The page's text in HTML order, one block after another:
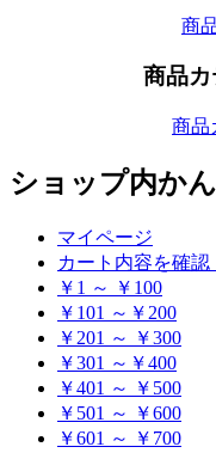
商
商品
商品
ショップ内か
マイページ
カート内容を確認
￥1 ～ ￥100
￥101 ～￥200
￥201 ～ ￥300
￥301 ～￥400
￥401 ～ ￥500
￥501 ～ ￥600
￥601 ～ ￥700